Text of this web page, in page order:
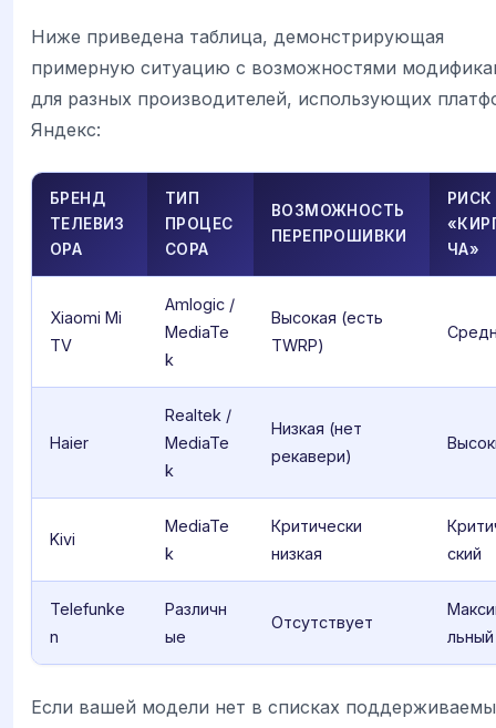
Ниже приведена таблица, демонстрирующая
примерную ситуацию с возможностями
для разных производителей, использующих
Яндекс:
БРЕНД
ТЕЛЕВИЗ
ОРА
ТИП
ПРОЦЕС
СОРА
ВОЗМОЖНОСТЬ
ПЕРЕПРОШИВКИ
РИСК
ЧА»
Xiaomi Mi
TV
Amlogic /
MediaTe
k
Высокая (есть
TWRP)
Haier
Realtek /
MediaTe
k
Низкая (нет
рекавери)
Kivi
MediaTe
k
Критически
низкая
ский
Telefunke
n
Различн
ые
Отсутствует
льный
Если вашей модели нет в списках